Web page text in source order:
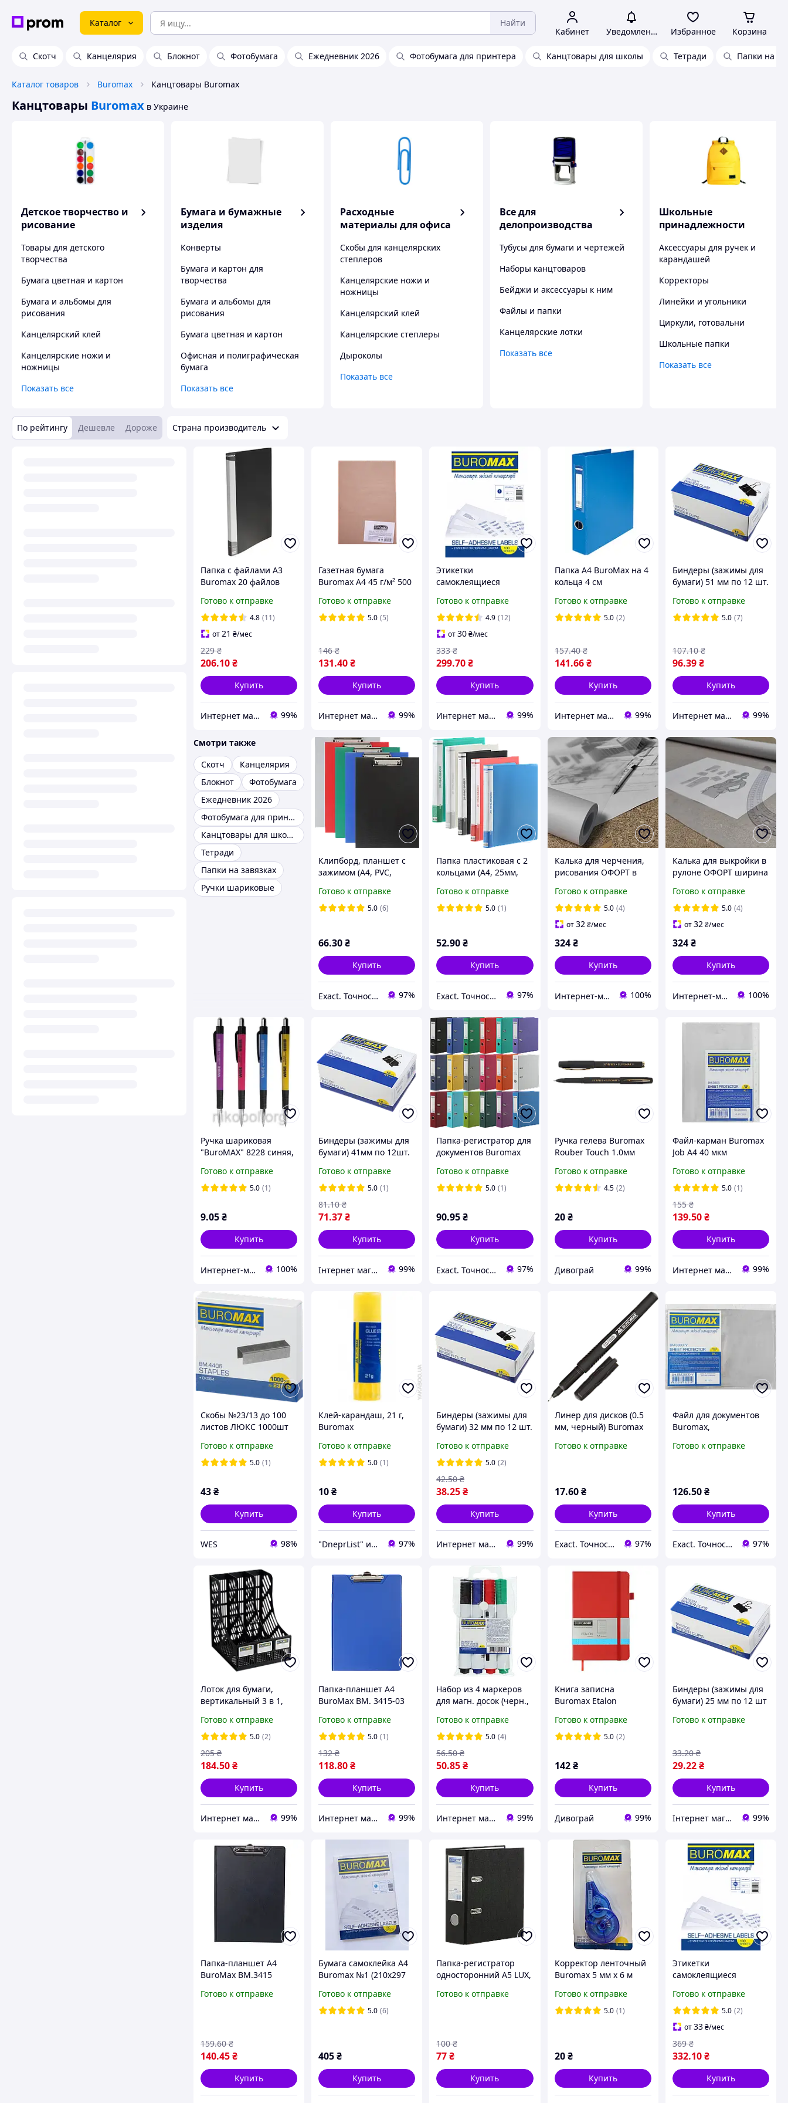
Каталог Найти
Кабинет Уведомления Избранное Корзина
Скотч Канцелярия Блокнот Фотобумага Ежедневник 2026 Фотобумага для принтера Канцтовары для школы Тетради Папки на
Каталог товаров Buromax Канцтовары Buromax
Канцтовары Buromax в Украине
Детское творчество и
рисование
Товары для детского
творчества
Бумага цветная и картон
Бумага и альбомы для
рисования
Канцелярский клей
Канцелярские ножи и
ножницы
Показать все
Бумага и бумажные
изделия
Конверты
Бумага и картон для
творчества
Бумага и альбомы для
рисования
Бумага цветная и картон
Офисная и полиграфическая
бумага
Показать все
Расходные
материалы для офиса
Скобы для канцелярских
степлеров
Канцелярские ножи и
ножницы
Канцелярский клей
Канцелярские степлеры
Дыроколы
Показать все
Все для
делопроизводства
Тубусы для бумаги и чертежей
Наборы канцтоваров
Бейджи и аксессуары к ним
Файлы и папки
Канцелярские лотки
Показать все
Школьные
принадлежности
Аксессуары для ручек и
карандашей
Корректоры
Линейки и угольники
Циркули, готовальни
Школьные папки
Показать все
По рейтингу Дешевле Дороже Страна производитель
Папка с файлами А3
Buromax 20 файлов
Готово к отправке
4.8 (11)
от21 ₴/мес
206.10₴
229 ₴
Купить
Интернет магазин ТерЛайн 99%
Газетная бумага
Buromax А4 45 г/м² 500
Готово к отправке
5.0 (5)
131.40₴
146 ₴
Купить
Интернет магазин ТерЛайн 99%
Этикетки
самоклеящиеся
100 листов, бумага
самоклеющаяся
формат А4 BM.2810
Готово к отправке
4.9 (12)
от30₴/мес
299.70₴
333 ₴
Купить
Интернет магазин ТерЛайн 99%
Папка А4 BuroMax на 4
кольца 4 см
BM.3106-02
Готово к отправке
5.0 (2)
141.66 ₴
157.40 ₴
Купить
Интернет магазин ТерЛайн 99%
Биндеры (зажимы для
бумаги) 51 мм по 12 шт.
Buromax BM.5301
Готово к отправке
5.0 (7)
96.39₴
107.10 ₴
Купить
Интернет магазин ТерЛайн 99%
Смотри также
Скотч
Канцелярия
Блокнот
Фотобумага
Ежедневник 2026
Фотобумага для принтера
Канцтовары для школы
Тетради
Папки на завязках
Ручки шариковые
Клипборд, планшет с
зажимом (А4, PVC,
Buromax BM.3411-99
Готово к отправке
5.0 (6)
66.30₴
Купить
Exact. Точность в работе. Свобода в творчестве. 97%
Папка пластиковая с 2
кольцами (А4, 25мм,
Buromax Jobmax
BM.3161-99
Готово к отправке
5.0 (1)
52.90₴
Купить
Exact. Точность в работе. Свобода в творчестве. 97%
Калька для черчения,
рисования ОФОРТ в
длина 10 м плотность
52 г/м2 (6783)
Готово к отправке
5.0 (4)
от32 ₴/мес
324 ₴
Купить
Интернет-магазин RevaTorg 100%
Калька для выкройки в
рулоне ОФОРТ ширина
плотность 52 г/м2
(6786)
Готово к отправке
5.0 (4)
от32₴/мес
324₴
Купить
Интернет-магазин RevaTorg 100%
Ручка шариковая
"BuroMAX" 8228 синяя,
Готово к отправке
5.0 (1)
9.05₴
Купить
Интернет-магазин NikopoL - канцтовары для школы и офиса 100%
Биндеры (зажимы для
бумаги) 41мм по 12шт.
BM.5302
Готово к отправке
5.0 (1)
71.37₴
81.10 ₴
Купить
Інтернет магазин "Папірко" 99%
Папка-регистратор для
документов Buromax
арочный механизм,
двусторонний,
BM.3001
Готово к отправке
5.0 (1)
90.95₴
Купить
Exact. Точность в работе. Свобода в творчестве. 97%
Ручка гелева Buromax
Rouber Touch 1.0мм
Готово к отправке
4.5 (2)
20 ₴
Купить
Дивограй 99%
Файл-карман Buromax
Job А4 40 мкм
прозрачный 100 шт
BM.3805
Готово к отправке
5.0 (1)
139.50₴
155 ₴
Купить
Интернет магазин ТерЛайн 99%
Скобы №23/13 до 100
листов ЛЮКС 1000шт
Готово к отправке
5.0 (1)
43₴
Купить
WES 98%
Клей-карандаш, 21 г,
Buromax
Готово к отправке
5.0 (1)
10₴
Купить
"DneprList" интернет магазин 97%
Биндеры (зажимы для
бумаги) 32 мм по 12 шт.
Buromax BM.5303
Готово к отправке
5.0 (2)
38.25₴
42.50 ₴
Купить
Интернет магазин ТерЛайн 99%
Линер для дисков (0.5
мм, черный) Buromax
Готово к отправке
17.60 ₴
Купить
Exact. Точность в работе. Свобода в творчестве. 97%
Файл для документов
Buromax,
А4+, 30мкм, 100шт.,
Готово к отправке
126.50₴
Купить
Exact. Точность в работе. Свобода в творчестве. 97%
Лоток для бумаги,
вертикальный 3 в 1,
BUROMAX
Готово к отправке
5.0 (2)
184.50₴
205 ₴
Купить
Интернет магазин ТерЛайн 99%
Папка-планшет А4
BuroMax BM. 3415-03
Готово к отправке
5.0 (1)
118.80₴
132 ₴
Купить
Интернет магазин ТерЛайн 99%
Набор из 4 маркеров
для магн. досок (черн.,
BM.8800-94
Готово к отправке
5.0 (4)
50.85₴
56.50 ₴
Купить
Интернет магазин ТерЛайн 99%
Книга записна
Buromax Etalon
у крапку обкладинка
штучна шкіра Червона
Готово к отправке
5.0 (2)
142 ₴
Купить
Дивограй 99%
Биндеры (зажимы для
бумаги) 25 мм по 12 шт
Buromax ВМ.5304
Готово к отправке
29.22₴
33.20 ₴
Купить
Інтернет магазин "Папірко" 99%
Папка-планшет А4
BuroMax BM.3415
Готово к отправке
140.45₴
159.60 ₴
Купить
Бумага самоклейка А4
Buromax №1 (210х297
Готово к отправке
5.0 (6)
405₴
Купить
Папка-регистратор
односторонний А5 LUX,
черный, BM. 3013-01
Готово к отправке
77₴
100 ₴
Купить
Корректор ленточный
Buromax 5 мм х 6 м
европодвесом 1079
Готово к отправке
5.0 (1)
20 ₴
Купить
Этикетки
самоклеящиеся
листе А4 (100 арк. /1000
этикеток), бумага
самоклеющаяся
BM.2822
Готово к отправке
5.0 (2)
от33₴/мес
332.10₴
369 ₴
Купить